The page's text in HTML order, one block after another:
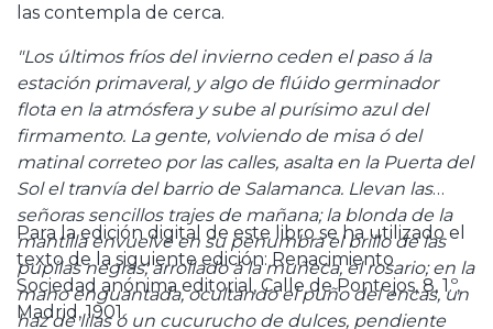
las contempla de cerca.
"Los últimos fríos del invierno ceden el paso á la
estación primaveral, y algo de flúido germinador
flota en la atmósfera y sube al purísimo azul del
firmamento. La gente, volviendo de misa ó del
matinal correteo por las calles, asalta en la Puerta del
Sol el tranvía del barrio de Salamanca. Llevan las
señoras sencillos trajes de mañana; la blonda de la
mantilla envuelve en su penumbra el brillo de las
pupilas negras; arrollado á la muñeca, el rosario; en la
mano enguantada, ocultando el puño del encas, un
haz de lilas ó un cucurucho de dulces, pendiente
Para la edición digital de este libro se ha utilizado el
texto de la siguiente edición: Renacimiento
Sociedad anónima editorial, Calle de Pontejos, 8, 1.º,
Madrid, 1901.